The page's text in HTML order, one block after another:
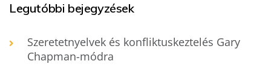
Legutóbbi bejegyzések
Szeretetnyelvek és konfliktuskeztelés Gary
Chapman-módra